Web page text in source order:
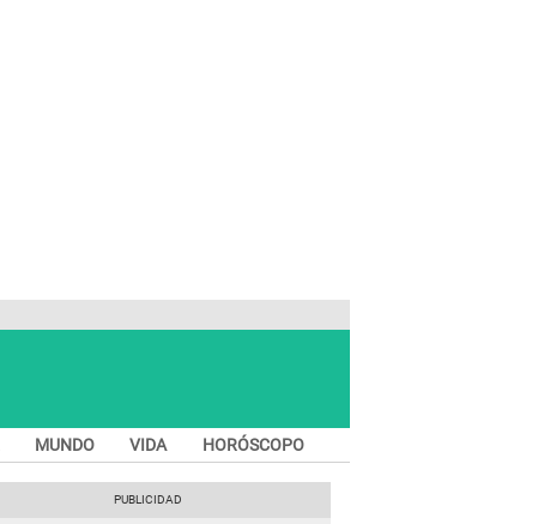
MUNDO VIDA HORÓSCOPO